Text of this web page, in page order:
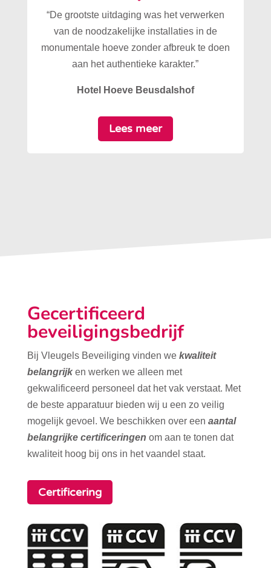
“De grootste uitdaging was het verwerken
van de noodzakelijke installaties in de
monumentale hoeve zonder afbreuk te doen
aan het authentieke karakter.”
Hotel Hoeve Beusdalshof
Lees meer
Gecertificeerd
beveiligingsbedrijf
Bij Vleugels Beveiliging vinden we kwaliteit
belangrijk en werken we alleen met
gekwalificeerd personeel dat het vak verstaat. Met
de beste apparatuur bieden wij u een zo veilig
mogelijk gevoel. We beschikken over een aantal
belangrijke certificeringen om aan te tonen dat
kwaliteit hoog bij ons in het vaandel staat.
Certificering